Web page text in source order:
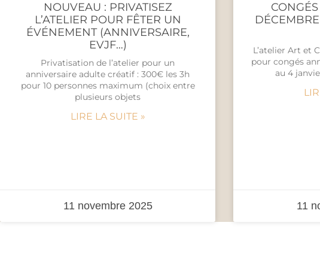
NOUVEAU : PRIVATISEZ
L’ATELIER POUR FÊTER UN
ÉVÉNEMENT (ANNIVERSAIRE,
EVJF…)
Privatisation de l’atelier pour un
anniversaire adulte créatif : 300€ les 3h
pour 10 personnes maximum (choix entre
plusieurs objets
LIRE LA SUITE »
11 novembre 2025
L’atelier Art et
pour congés
au 4
11